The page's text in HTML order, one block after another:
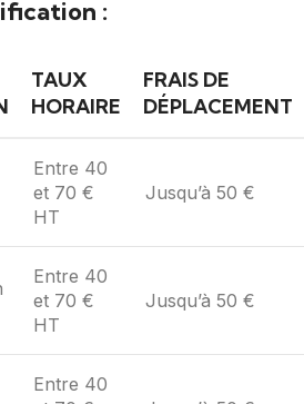
:
TAUX
HORAIRE
FRAIS DE
DÉPLACEMENT
Entre 40
et 70 €
HT
Jusqu’à 50 €
Entre 40
et 70 €
HT
Jusqu’à 50 €
Entre 40